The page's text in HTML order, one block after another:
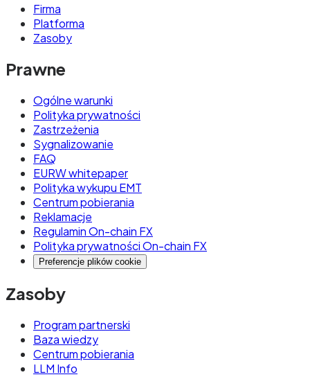
Firma
Platforma
Zasoby
Prawne
Ogólne warunki
Polityka prywatności
Zastrzeżenia
Sygnalizowanie
FAQ
EURW whitepaper
Polityka wykupu EMT
Centrum pobierania
Reklamacje
Regulamin On-chain FX
Polityka prywatności On-chain FX
Preferencje plików cookie
Zasoby
Program partnerski
Baza wiedzy
Centrum pobierania
LLM Info